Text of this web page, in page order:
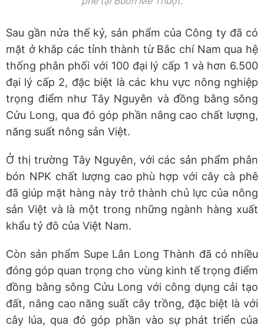
Sau gần nửa thế kỷ, sản phẩm của Công ty đã có
mặt ở khắp các tỉnh thành từ Bắc chí Nam qua hệ
thống phân phối với 100 đại lý cấp 1 và hơn 6.500
đại lý cấp 2, đặc biệt là các khu vực nông nghiệp
trọng điểm như Tây Nguyên và đồng bằng sông
Cửu Long, qua đó góp phần nâng cao chất lượng,
năng suất nông sản Việt.
Ở thị trường Tây Nguyên, với các sản phẩm phân
bón NPK chất lượng cao phù hợp với cây cà phê
đã giúp mặt hàng này trở thành chủ lực của nông
sản Việt và là một trong những ngành hàng xuất
khẩu tỷ đô của Việt Nam.
Còn sản phẩm Supe Lân Long Thành đã có nhiều
đóng góp quan trọng cho vùng kinh tế trọng điểm
đồng bằng sông Cửu Long với công dụng cải tạo
đất, nâng cao năng suất cây trồng, đặc biệt là với
cây lúa, qua đó góp phần vào sự phát triển của